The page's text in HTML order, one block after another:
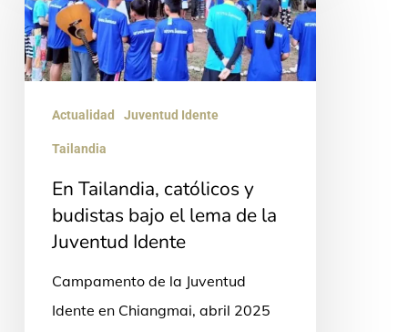
católicos
y
budistas
Juventud
Idente
Actualidad Juventud Idente
Tailandia
En Tailandia, católicos y
budistas bajo el lema de la
Juventud Idente
Campamento de la Juventud
Idente en Chiangmai, abril 2025